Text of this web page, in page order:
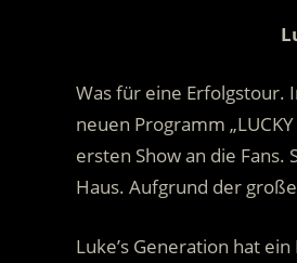
Was für eine Erfolgstour.
neuen Programm
ersten Show an die
Haus. Aufgrund der
Luke’s Generation hat